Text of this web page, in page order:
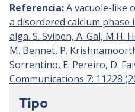
Referencia:A vacuole-like
a disordered calcium
alga. S. Sviben, A. Gal, M.H.
M. Bennet, P.
Sorrentino, E. Pereiro, D.
Communications 7: 11228
Tipo